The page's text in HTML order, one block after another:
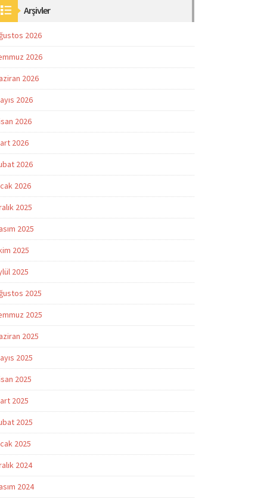
Arşivler
2026
2026
2026
2026
2026
2026
2026
2026
2025
2025
2025
2025
2025
2025
2025
2025
2025
2025
2025
2025
2024
2024